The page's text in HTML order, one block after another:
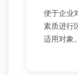
便于企业
素质进行
适用对象。